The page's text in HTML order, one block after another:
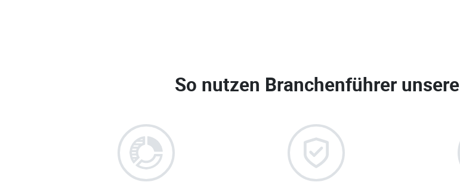
So nutzen Branchenführer unsere